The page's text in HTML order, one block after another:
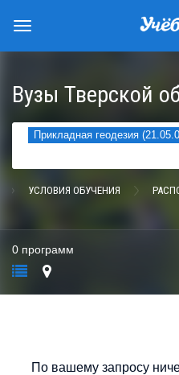
Вузы Тверской
Прикладная геодезия
УСЛОВИЯ ОБУЧЕНИЯ
0 программ
По вашему запросу